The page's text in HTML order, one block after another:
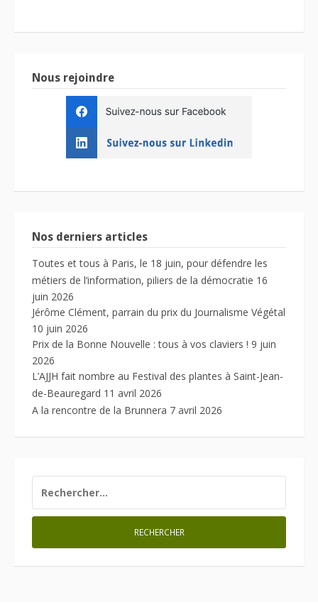
Nous rejoindre
Nos derniers articles
Toutes et tous à Paris, le 18 juin, pour défendre les
métiers de l’information, piliers de la démocratie 16
juin 2026
Jérôme Clément, parrain du prix du Journalisme Végétal
10 juin 2026
Prix de la Bonne Nouvelle : tous à vos claviers ! 9 juin
2026
L’AJJH fait nombre au Festival des plantes à Saint-Jean-
de-Beauregard 11 avril 2026
A la rencontre de la Brunnera 7 avril 2026